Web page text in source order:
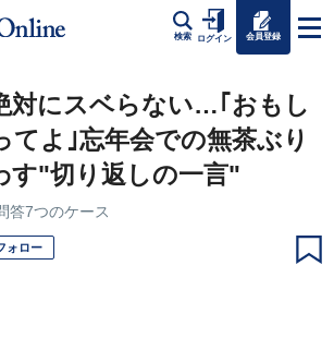
検索 ログイン 会員登録
対にスベらない…｢おもし
てよ｣忘年会での無茶ぶり
す"切り返しの一言"
答7つのケース
ォロー